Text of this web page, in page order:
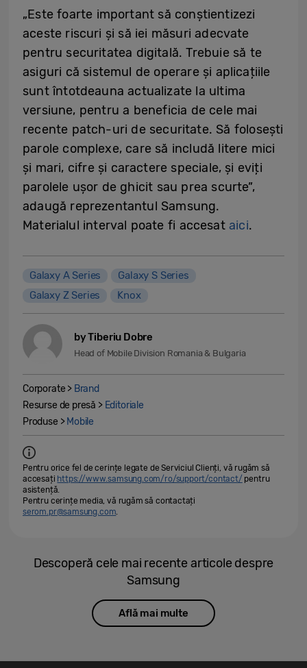
„Este foarte important să conștientizezi
aceste riscuri și să iei măsuri adecvate
pentru securitatea digitală. Trebuie să te
asiguri că sistemul de operare și aplicațiile
sunt întotdeauna actualizate la ultima
versiune, pentru a beneficia de cele mai
recente patch-uri de securitate. Să folosești
parole complexe, care să includă litere mici
și mari, cifre și caractere speciale, și eviți
parolele ușor de ghicit sau prea scurte”,
adaugă reprezentantul Samsung.
Materialul interval poate fi accesataici.
Galaxy A Series
Galaxy S Series
Galaxy Z Series
Knox
by Tiberiu Dobre
Head of Mobile Division Romania & Bulgaria
Corporate > Brand
Resurse de presă > Editoriale
Produse >Mobile
Pentru orice fel de cerințe legate de Serviciul Clienți, vă rugăm să
accesați https://www.samsung.com/ro/support/contact/ pentru
asistență.
Pentru cerințe media, vă rugăm să contactați
serom.pr@samsung.com.
Descoperă cele mai recente articole despre
Samsung
Află mai multe